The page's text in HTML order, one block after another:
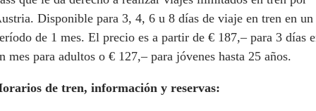
Disponible para 3, 4, 6 u 8 días de viaje en tren en un
de 1 mes. El precio es a partir de € 187,– para 3 días
mes para adultos o € 127,– para jóvenes hasta 25 años.
de tren, información y reservas: